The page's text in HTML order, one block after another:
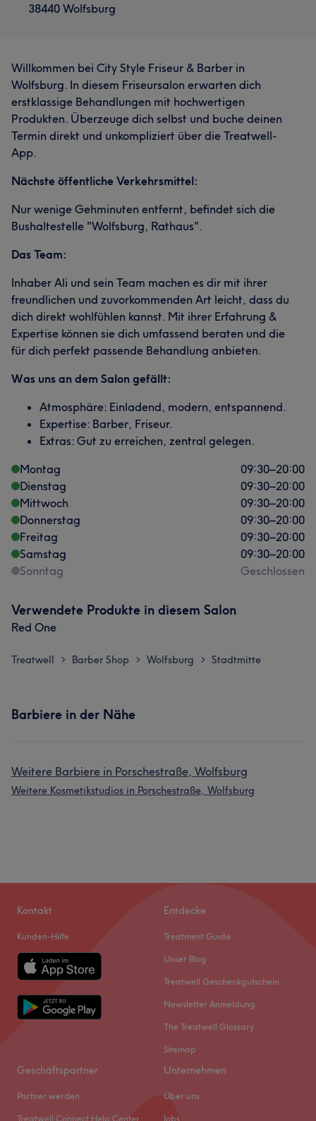
38440 Wolfsburg
Willkommen bei City Style Friseur & Barber in
Wolfsburg. In diesem Friseursalon erwarten dich
erstklassige Behandlungen mit hochwertigen
Produkten. Überzeuge dich selbst und buche deinen
Termin direkt und unkompliziert über die Treatwell-
App.
Nächste öffentliche Verkehrsmittel:
Nur wenige Gehminuten entfernt, befindet sich die
Bushaltestelle "Wolfsburg, Rathaus".
Das Team:
Inhaber Ali und sein Team machen es dir mit ihrer
freundlichen und zuvorkommenden Art leicht, dass du
dich direkt wohlfühlen kannst. Mit ihrer Erfahrung &
Expertise können sie dich umfassend beraten und die
für dich perfekt passende Behandlung anbieten.
Was uns an dem Salon gefällt:
Atmosphäre: Einladend, modern, entspannend.
Expertise: Barber, Friseur.
Extras: Gut zu erreichen, zentral gelegen.
Montag
09:30–20:00
Dienstag
09:30–20:00
Mittwoch
09:30–20:00
Donnerstag
09:30–20:00
Freitag
09:30–20:00
Samstag
09:30–20:00
Sonntag
Geschlossen
Verwendete Produkte in diesem Salon
Red One
Treatwell > Barber Shop > Wolfsburg > Stadtmitte
Barbiere in der Nähe
Weitere Barbiere in Porschestraße, Wolfsburg
Weitere Kosmetikstudios in Porschestraße, Wolfsburg
Kontakt
Kunden-Hilfe
Entdecke
Treatment Guide
Unser Blog
Treatwell Geschenkgutschein
Newsletter Anmeldung
The Treatwell Glossary
Sitemap
Geschäftspartner
Partner werden
Treatwell Connect Help Center
Unternehmen
Über uns
Jobs